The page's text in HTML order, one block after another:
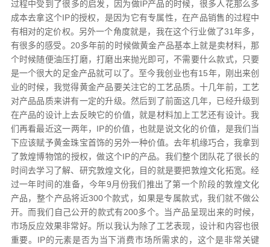
过程中受到了很多的启发，因为做IP产品的时候，很多人花那么多
成本去拿这个IP的授权，是因为它有专属性，在产品销售的过程中
有相对的定价权。另外一个角度就是，我在这个行业做了31年多，
有很多的感受。20多年前的时候做黄金产品基本上就是卖材料，那
个时候随便油压打磨，打磨出来抛光即可，不需要什么款式，只要
是一个很大的足金产品就可以了。至今我创业也有15年，刚出来创
业的时候，我觉得黄金产品要关注它的工艺品质。十几年前，工艺
对产品品质来讲有一定的升级。然后到了前面这几年，已经升级到
在产品的设计上去反映它的价值，就是材料加上工艺还有设计。我
们再看最近这一两年，IP的价值，也就是说文化的价值，是我们当
下应该赋予黄金珠宝首饰的另外一种价值。去年机缘巧合，我拿到
了敦煌博物馆的授权，做这个IP的产品。我们整个团队花了很长的
时间去学习了解、研究敦煌文化，目的就是要把敦煌文化拓宽。经
过一年时间的准备，今年9月份我们推出了第一个阶段的敦煌文化
产品，整个产品将近300个款式，如果是专属款式，我们就不做公
开。而我们自己公开的款式有200多个。当产品呈现出来的时候，
市场反应效果非常好。所以我认为除了工艺表现，设计和内容也很
重要。IP的元素是否为当下消费市场所需求的，这个是非常关键